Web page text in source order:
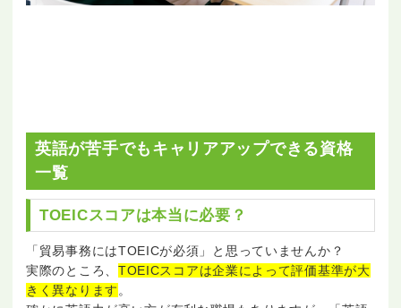
英語が苦手でもキャリアアップできる資格
一覧
TOEICスコアは本当に必要？
「貿易事務にはTOEICが必須」と思っていませんか？
実際のところ、 TOEICスコアは企業によって評価基準が大
きく異なります 。